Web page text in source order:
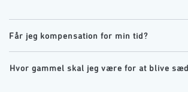
Får jeg kompensation for min tid?󠀲󠀦󠀤󠀳
󠀰Hvor gammel skal jeg være for at blive